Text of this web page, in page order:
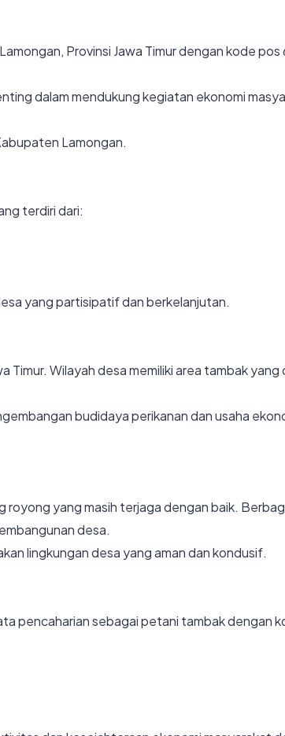
Provinsi Jawa Timur dengan kode pos
dalam mendukung kegiatan ekonomi
Lamongan.
terdiri dari:
yang partisipatif dan berkelanjutan.
Wilayah desa memiliki area tambak yang
budidaya perikanan dan usaha
yang masih terjaga dengan baik.
desa.
lingkungan desa yang aman dan kondusif.
pencaharian sebagai petani tambak dengan